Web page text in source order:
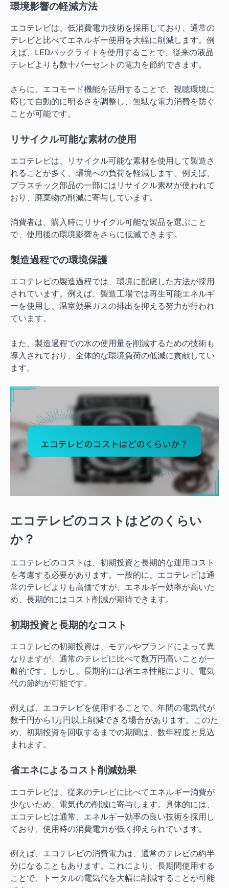
環境影響の軽減方法
エコテレビは、低消費電力技術を採用しており、通常の
テレビと比べてエネルギー使用を大幅に削減します。例
えば、LEDバックライトを使用することで、従来の液晶
テレビよりも数十パーセントの電力を節約できます。
さらに、エコモード機能を活用することで、視聴環境に
応じて自動的に明るさを調整し、無駄な電力消費を防ぐ
ことが可能です。
リサイクル可能な素材の使用
エコテレビは、リサイクル可能な素材を使用して製造さ
れることが多く、環境への負荷を軽減します。例えば、
プラスチック部品の一部にはリサイクル素材が使われて
おり、廃棄物の削減に寄与しています。
消費者は、購入時にリサイクル可能な製品を選ぶこと
で、使用後の環境影響をさらに低減できます。
製造過程での環境保護
エコテレビの製造過程では、環境に配慮した方法が採用
されています。例えば、製造工場では再生可能エネルギ
ーを使用し、温室効果ガスの排出を抑える努力が行われ
ています。
また、製造過程での水の使用量を削減するための技術も
導入されており、全体的な環境負荷の低減に貢献してい
ます。
エコテレビのコストはどのくらい
か？
エコテレビのコストは、初期投資と長期的な運用コスト
を考慮する必要があります。一般的に、エコテレビは通
常のテレビよりも高価ですが、エネルギー効率が高いた
め、長期的にはコスト削減が期待できます。
初期投資と長期的なコスト
エコテレビの初期投資は、モデルやブランドによって異
なりますが、通常のテレビに比べて数万円高いことが一
般的です。しかし、長期的には省エネ性能により、電気
代の節約が可能です。
例えば、エコテレビを使用することで、年間の電気代が
数千円から1万円以上削減できる場合があります。このた
め、初期投資を回収するまでの期間は、数年程度と見込
まれます。
省エネによるコスト削減効果
エコテレビは、従来のテレビに比べてエネルギー消費が
少ないため、電気代の削減に寄与します。具体的には、
エコテレビは通常、エネルギー効率の良い技術を採用し
ており、使用時の消費電力が低く抑えられています。
例えば、エコテレビの消費電力は、通常のテレビの約半
分になることもあります。これにより、長期間使用する
ことで、トータルの電気代を大幅に削減することが可能